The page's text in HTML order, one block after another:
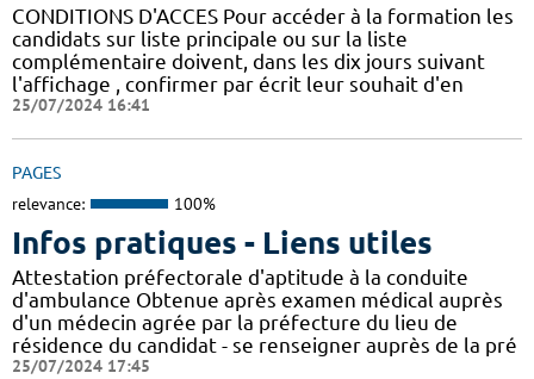
CONDITIONS D'ACCES Pour accéder à la formation les
candidats sur liste principale ou sur la liste
complémentaire doivent, dans les dix jours suivant
l'affichage , confirmer par écrit leur souhait d'en
25/07/2024 16:41
PAGES
relevance: 100%
Infos pratiques - Liens utiles
Attestation préfectorale d'aptitude à la conduite
d'ambulance Obtenue après examen médical auprès
d'un médecin agrée par la préfecture du lieu de
résidence du candidat - se renseigner auprès de la pré
25/07/2024 17:45